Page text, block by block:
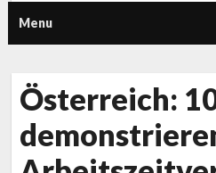
Menu
Österreich: